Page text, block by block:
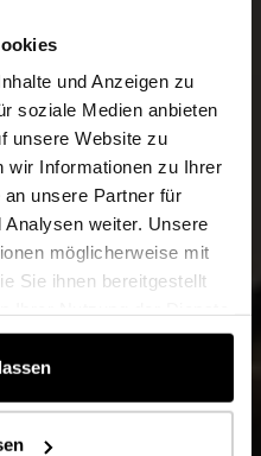
und Anzeigen zu
soziale Medien anbieten
unsere Website zu
wir Informationen zu Ihrer
unsere Partner für
weiter. Unsere
möglicherweise mit
Sie ihnen bereitgestellt